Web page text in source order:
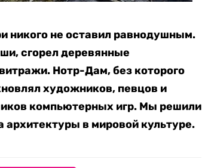
никого не оставил равнодушным.
сгорел деревянные
Нотр-Дам, без которого
художников, певцов и
компьютерных игр. Мы решили
архитектуры в мировой культуре.